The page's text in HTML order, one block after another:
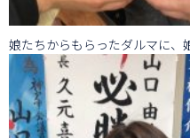
娘たちからもらったダルマに、